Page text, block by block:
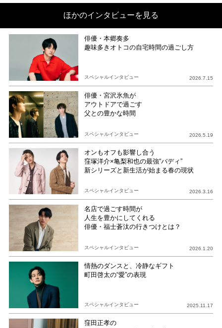
ほかのインタビューを見る
俳優・本郷奏多
趣味多きオトコの自宅時間の過ごし方
スペシャルインタビュー 2026.7.15
俳優・宮沢氷魚が
アウトドアで過ごす
父との豊かな時間
スペシャルインタビュー 2026.5.19
オンもオフも影響し合う
窪塚洋介×亀梨和也の最強“バディ”
新シリーズと新生活が始まる春の現状
スペシャルインタビュー 2026.3.16
名店で過ごす時間が
人生を豊かにしてくれる
俳優・福士蒼汰の行きつけとは？
スペシャルインタビュー 2026.1.20
情熱のダンスと、冷静なギフト
町田啓太の“愛”の表現
スペシャルインタビュー 2025.11.17
窪田正孝の